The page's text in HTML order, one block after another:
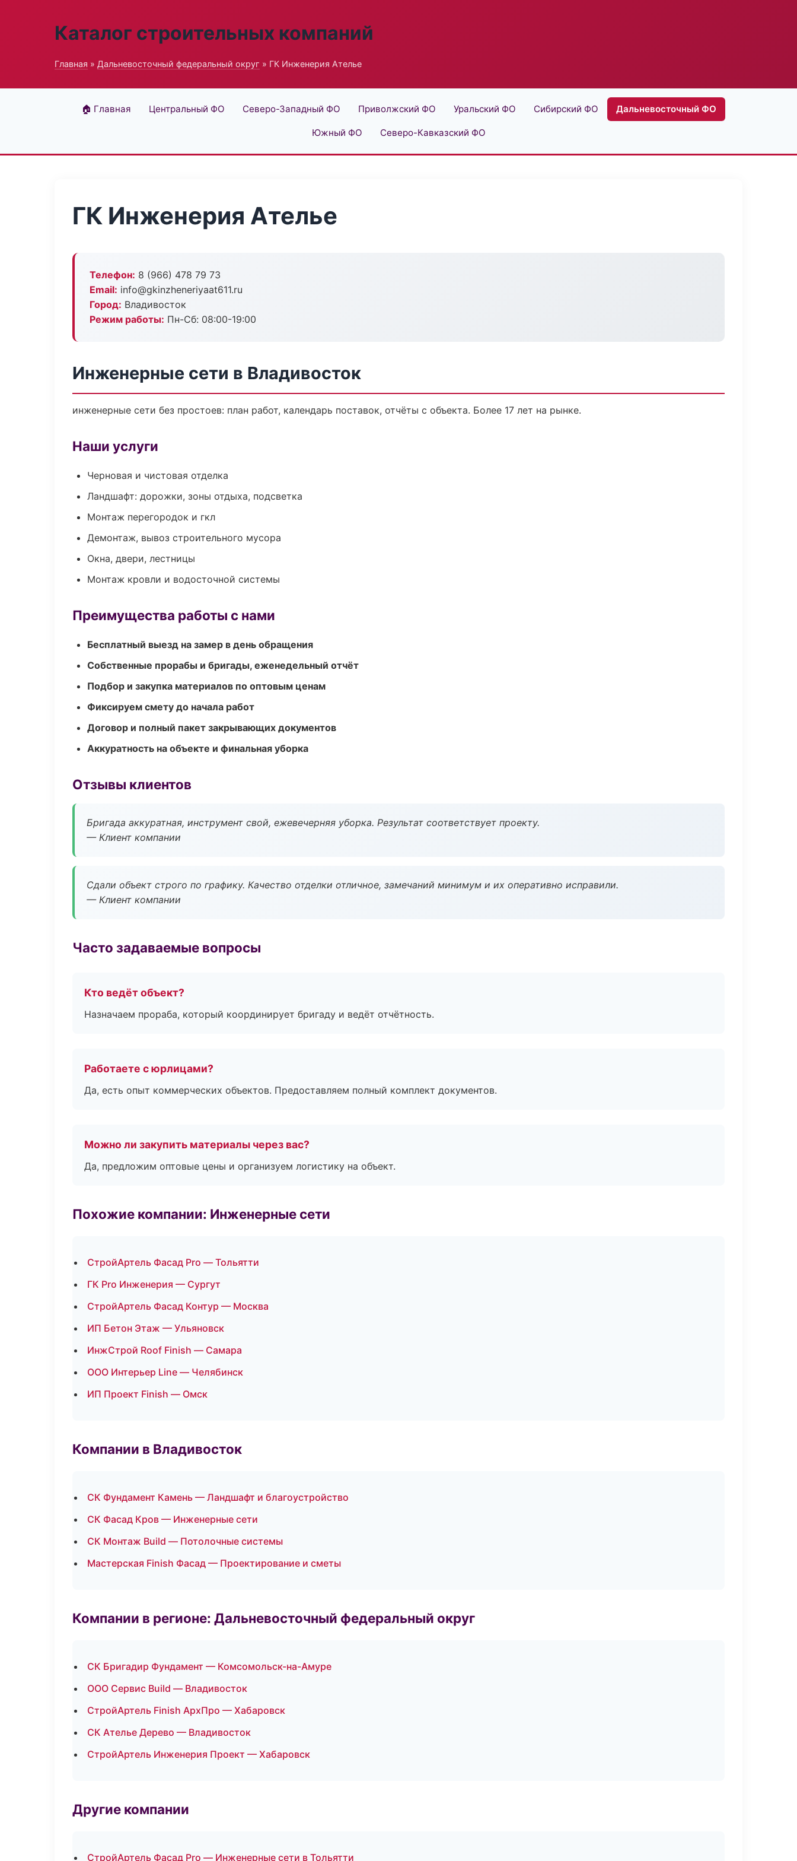
Каталог строительных компаний
Главная » Дальневосточный федеральный округ » ГК Инженерия Ателье
🏠 Главная Центральный ФО Северо-Западный ФО Приволжский ФО Уральский ФО Сибирский ФО Дальневосточный ФО
Южный ФО Северо-Кавказский ФО
ГК Инженерия Ателье
Телефон: 8 (966) 478 79 73
Email: info@gkinzheneriyaat611.ru
Город: Владивосток
Режим работы: Пн-Сб: 08:00-19:00
Инженерные сети в Владивосток
инженерные сети без простоев: план работ, календарь поставок, отчёты с объекта. Более 17 лет на рынке.
Наши услуги
Черновая и чистовая отделка
Ландшафт: дорожки, зоны отдыха, подсветка
Монтаж перегородок и гкл
Демонтаж, вывоз строительного мусора
Окна, двери, лестницы
Монтаж кровли и водосточной системы
Преимущества работы с нами
Бесплатный выезд на замер в день обращения
Собственные прорабы и бригады, еженедельный отчёт
Подбор и закупка материалов по оптовым ценам
Фиксируем смету до начала работ
Договор и полный пакет закрывающих документов
Аккуратность на объекте и финальная уборка
Отзывы клиентов
Бригада аккуратная, инструмент свой, ежевечерняя уборка. Результат соответствует проекту.
— Клиент компании
Сдали объект строго по графику. Качество отделки отличное, замечаний минимум и их оперативно исправили.
— Клиент компании
Часто задаваемые вопросы
Кто ведёт объект?
Назначаем прораба, который координирует бригаду и ведёт отчётность.
Работаете с юрлицами?
Да, есть опыт коммерческих объектов. Предоставляем полный комплект документов.
Можно ли закупить материалы через вас?
Да, предложим оптовые цены и организуем логистику на объект.
Похожие компании: Инженерные сети
СтройАртель Фасад Pro — Тольятти
ГК Pro Инженерия — Сургут
СтройАртель Фасад Контур — Москва
ИП Бетон Этаж — Ульяновск
ИнжСтрой Roof Finish — Самара
ООО Интерьер Line — Челябинск
ИП Проект Finish — Омск
Компании в Владивосток
СК Фундамент Камень — Ландшафт и благоустройство
СК Фасад Кров — Инженерные сети
СК Монтаж Build — Потолочные системы
Мастерская Finish Фасад — Проектирование и сметы
Компании в регионе: Дальневосточный федеральный округ
СК Бригадир Фундамент — Комсомольск-на-Амуре
ООО Сервис Build — Владивосток
СтройАртель Finish АрхПро — Хабаровск
СК Ателье Дерево — Владивосток
СтройАртель Инженерия Проект — Хабаровск
Другие компании
СтройАртель Фасад Pro — Инженерные сети в Тольятти